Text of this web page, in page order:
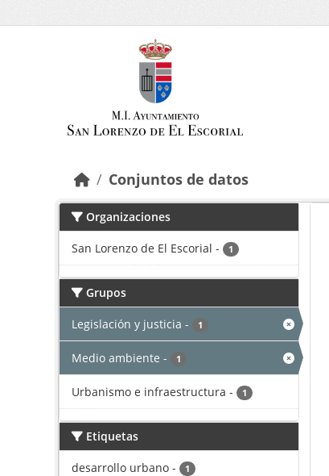
Conjuntos de datos
Organizaciones
San Lorenzo de El Escorial - 1
Grupos
Legislación y justicia - 1
Medio ambiente - 1
Urbanismo e infraestructura - 1
Etiquetas
desarrollo urbano - 1